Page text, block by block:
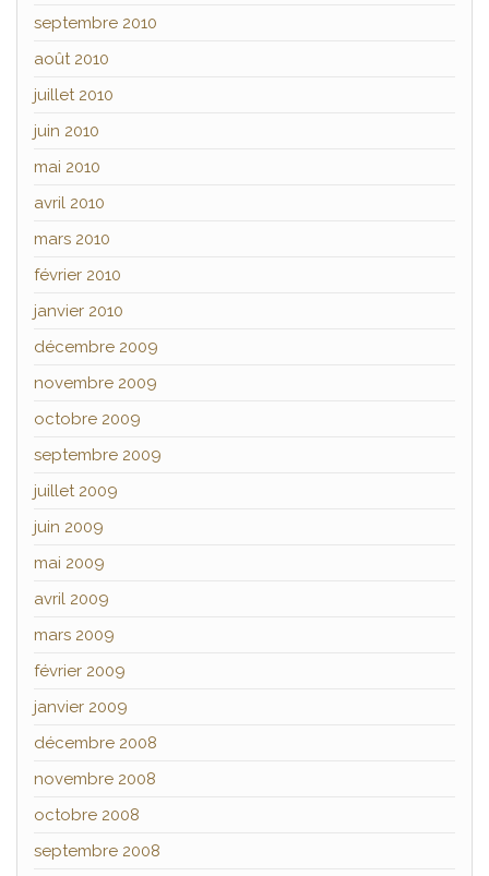
septembre 2010
août 2010
juillet 2010
juin 2010
mai 2010
avril 2010
mars 2010
février 2010
janvier 2010
décembre 2009
novembre 2009
octobre 2009
septembre 2009
juillet 2009
juin 2009
mai 2009
avril 2009
mars 2009
février 2009
janvier 2009
décembre 2008
novembre 2008
octobre 2008
septembre 2008